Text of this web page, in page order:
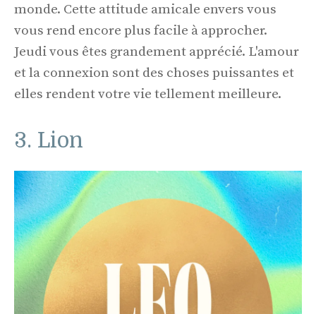
monde. Cette attitude amicale envers vous
vous rend encore plus facile à approcher.
Jeudi vous êtes grandement apprécié. L'amour
et la connexion sont des choses puissantes et
elles rendent votre vie tellement meilleure.
3. Lion